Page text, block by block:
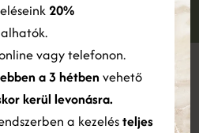
20%
vagy telefonon.
a 3 hétben vehető
kerül levonásra.
a kezelésteljes
a hirdetések személyre
Webhelyünk Ön általi
megosztjuk hirdetési és
egyesíthetik azokat más
biztosított számukra, vagy
általi használatából gyűjtöttek